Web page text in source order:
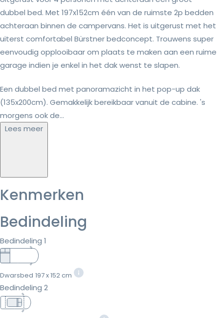
dubbel bed. Met 197x152cm één van de ruimste 2p bedden
achteraan binnen de campervans. Het is uitgerust met het
uiterst comfortabel Bürstner bedconcept. Trouwens super
eenvoudig opplooibaar om plaats te maken aan een ruime
garage indien je enkel in het dak wenst te slapen.
Een dubbel bed met panoramazicht in het pop-up dak
(135x200cm). Gemakkelijk bereikbaar vanuit de cabine. 's
morgens ook de...
Lees meer
Kenmerken
Bedindeling
Bedindeling 1
Dwarsbed 197 x 152 cm
Bedindeling 2